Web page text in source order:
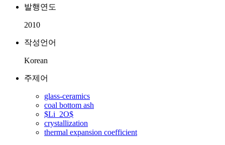
발행연도
2010
작성언어
Korean
주제어
glass-ceramics
coal bottom ash
$Li_2O$
crystallization
thermal expansion coefficient